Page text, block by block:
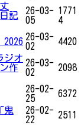
記
26-03-
05
1771
4
2026 26-03-
02
4420
ジオ
作
26-03-
02
2098
26-02-
25
6372
鬼
26-02-
22
2511